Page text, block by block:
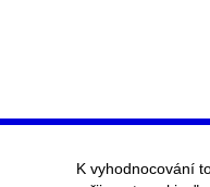
K vyhodnocování